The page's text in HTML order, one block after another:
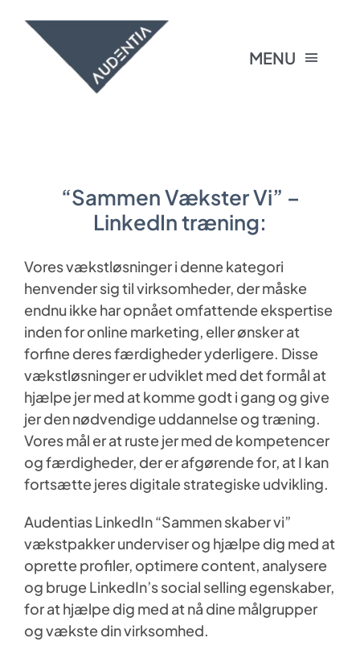
content
MENU
Foredrag
Blog
Om Audentia
Kontakt Audentia
“Sammen Vækster Vi” –
LinkedIn træning:
Vores vækstløsninger i denne kategori
henvender sig til virksomheder, der måske
endnu ikke har opnået omfattende ekspertise
inden for online marketing, eller ønsker at
forfine deres færdigheder yderligere. Disse
vækstløsninger er udviklet med det formål at
hjælpe jer med at komme godt i gang og give
jer den nødvendige uddannelse og træning.
Vores mål er at ruste jer med de kompetencer
og færdigheder, der er afgørende for, at I kan
fortsætte jeres digitale strategiske udvikling.
Audentias LinkedIn “Sammen skaber vi”
vækstpakker underviser og hjælpe dig med at
oprette profiler, optimere content, analysere
og bruge LinkedIn’s social selling egenskaber,
for at hjælpe dig med at nå dine målgrupper
og vækste din virksomhed.